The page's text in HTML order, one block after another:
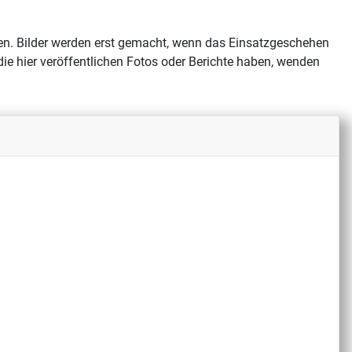
Bilder werden erst gemacht, wenn das Einsatzgeschehen
hier veröffentlichen Fotos oder Berichte haben, wenden